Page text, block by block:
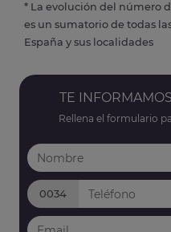
* La evolución del número
es un sumatorio de todas
España y sus localidades
TE INFORMAMOS
Rellena el formulario
0034